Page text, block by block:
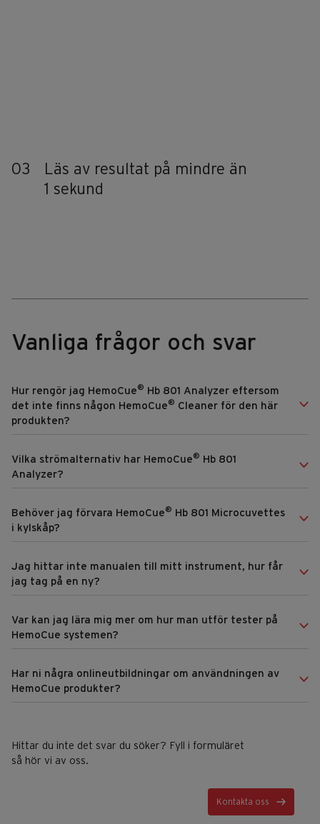
03
Läs av resultat på mindre än
1 sekund
Vanliga frågor och svar
Hur rengör jag HemoCue®
Hb 801 Analyzer eftersom
det inte finns någon HemoCue® Cleaner för den här
produkten?
Vilka strömalternativ har HemoCue®
Hb 801
Analyzer?
Behöver jag förvara HemoCue®
Hb 801 Microcuvettes
i kylskåp?
Jag hittar inte manualen till mitt instrument, hur får
jag tag på en ny?
Var kan jag lära mig mer om hur man utför tester på
HemoCue systemen?
Har ni några onlineutbildningar om användningen av
HemoCue produkter?
Hittar du inte det svar du söker? Fyll i formuläret
så hör vi av oss.
Kontakta oss